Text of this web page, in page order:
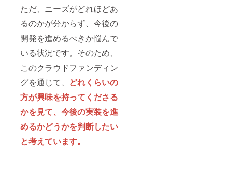
ただ、ニーズがどれほどあ
るのかが分からず、今後の
開発を進めるべきか悩んで
いる状況です。そのため、
このクラウドファンディン
グを通じて、 どれくらいの
方が興味を持ってくださる
かを見て、今後の実装を進
めるかどうかを判断したい
と考えています。